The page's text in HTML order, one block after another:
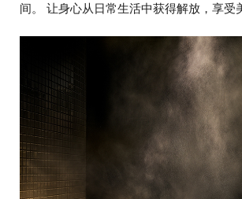
间。
让身心从日常生活中获得解放，享受